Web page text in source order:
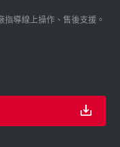
指導線上操作、售後支援。